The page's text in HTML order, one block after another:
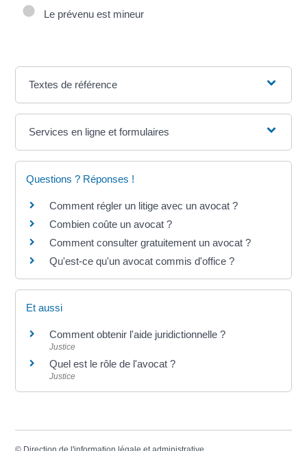
Le prévenu est mineur
Textes de référence
Services en ligne et formulaires
Questions ? Réponses !
Comment régler un litige avec un avocat ?
Combien coûte un avocat ?
Comment consulter gratuitement un avocat ?
Qu'est-ce qu'un avocat commis d'office ?
Et aussi
Comment obtenir l'aide juridictionnelle ?
Justice
Quel est le rôle de l'avocat ?
Justice